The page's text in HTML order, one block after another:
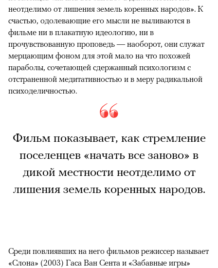
неотделимо от лишения земель коренных народов». К
счастью, одолевающие его мысли не выливаются в
фильме ни в плакатную идеологию, ни в
прочувствованную проповедь — наоборот, они служат
мерцающим фоном для этой мало на что похожей
параболы, сочетающей сдержанный психологизм с
отстраненной медитативностью и в меру радикальной
психоделичностью.
Фильм показывает, как стремление
поселенцев «начать все заново» в
дикой местности неотделимо от
лишения земель коренных народов.
Среди повлиявших на него фильмов режиссер называет
«Слона» (2003) Гаса Ван Сента и «Забавные игры»